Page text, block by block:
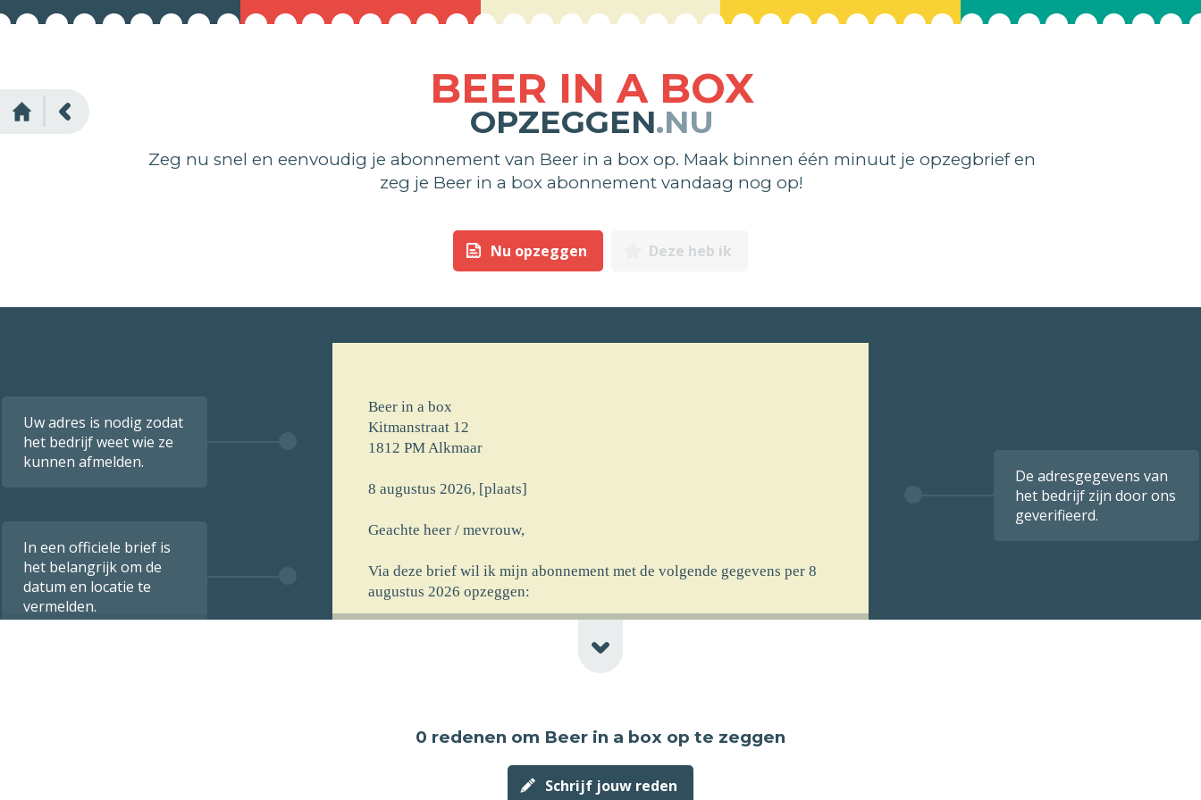
BEER IN A BOX
OPZEGGEN.NU
Zeg nu snel en eenvoudig je abonnement van Beer in a box op. Maak binnen één minuut je opzegbrief en
zeg je Beer in a box abonnement vandaag nog op!
Nu opzeggen Deze heb ik
Uw adres is nodig zodat
het bedrijf weet wie ze
kunnen afmelden.
In een officiele brief is
het belangrijk om de
datum en locatie te
vermelden.
De adresgegevens van
het bedrijf zijn door ons
geverifieerd.
Beer in a box
Kitmanstraat 12
1812 PM Alkmaar
8 augustus 2026, [plaats]
Geachte heer / mevrouw,
Via deze brief wil ik mijn abonnement met de volgende gegevens per 8
augustus 2026 opzeggen:
De incassomachtiging ten laste van mijn rekeningnummer die ik aan u
8 augustus 2026 laten vervallen.
0 redenen om Beer in a box op te zeggen
Schrijf jouw reden